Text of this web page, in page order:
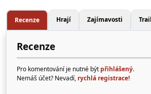
Recenze Hrají Zajímavosti
Recenze
Pro komentování je nutné být přihlášený.
Nemáš účet? Nevadí, rychlá registrace!